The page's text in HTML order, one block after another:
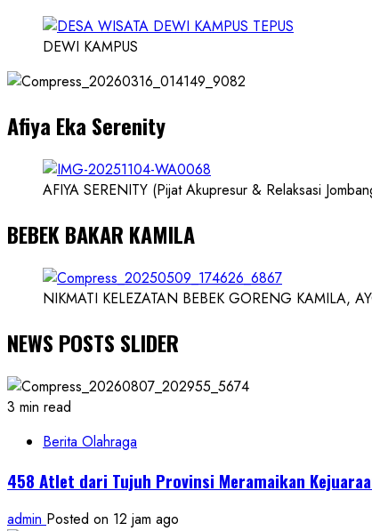
Konsep
Karnus
Dokter
Ilmuwan
DEWI KAMPUS
Afiya Eka Serenity
AFIYA SERENITY (Pijat Akupresur & Relaksasi
BEBEK BAKAR KAMILA
NIKMATI KELEZATAN BEBEK GORENG KAMILA,
NEWS POSTS SLIDER
3 min read
Berita Olahraga
458 Atlet dari Tujuh Provinsi Meramaikan
admin Posted on 12 jam ago